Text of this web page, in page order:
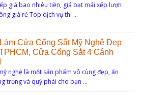
giá bao nhiêu tiền, giá bạt mái xếp lượn
giá rẻ Top dịch vụ thi …
Cửa Cổng Sắt Mỹ Nghệ Đẹp
Cửa Cổng Sắt 4 Cánh
nghệ là một sản phẩm vô cùng đẹp, ấn
trọng và quý phái cho bạn …